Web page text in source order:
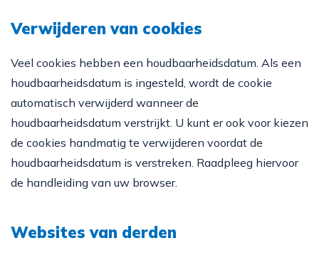
Verwijderen van cookies
Veel cookies hebben een houdbaarheidsdatum. Als een
houdbaarheidsdatum is ingesteld, wordt de cookie
automatisch verwijderd wanneer de
houdbaarheidsdatum verstrijkt. U kunt er ook voor kiezen
de cookies handmatig te verwijderen voordat de
houdbaarheidsdatum is verstreken. Raadpleeg hiervoor
de handleiding van uw browser.
Websites van derden